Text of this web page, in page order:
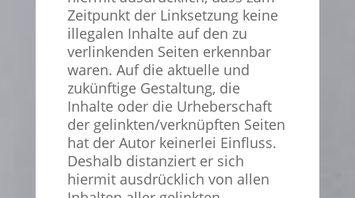
Zeitpunkt der Linksetzung keine
illegalen Inhalte auf den zu
verlinkenden Seiten erkennbar
waren. Auf die aktuelle und
zukünftige Gestaltung, die
Inhalte oder die Urheberschaft
der gelinkten/verknüpften Seiten
hat der Autor keinerlei Einfluss.
Deshalb distanziert er sich
hiermit ausdrücklich von allen